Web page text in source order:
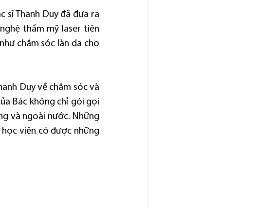
Thanh Duy đã đưa ra
thẩm mỹ laser tiên
chăm sóc làn da cho
Duy về chăm sóc và
Bác không chỉ gói gọi
và ngoài nước. Những
viên có được những